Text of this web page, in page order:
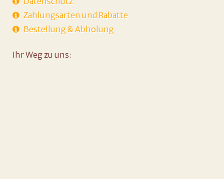
Zahlungsarten und Rabatte
Bestellung & Abholung
Ihr Weg zu uns: